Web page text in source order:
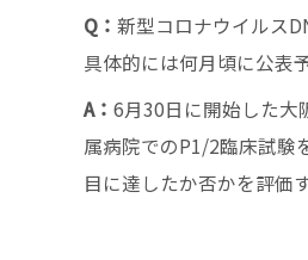
Q：新型コロナウイルス
具体的には何月頃に公表
A：6月30日に開始した大
属病院でのP1/2臨床試験
目に達したか否かを評価